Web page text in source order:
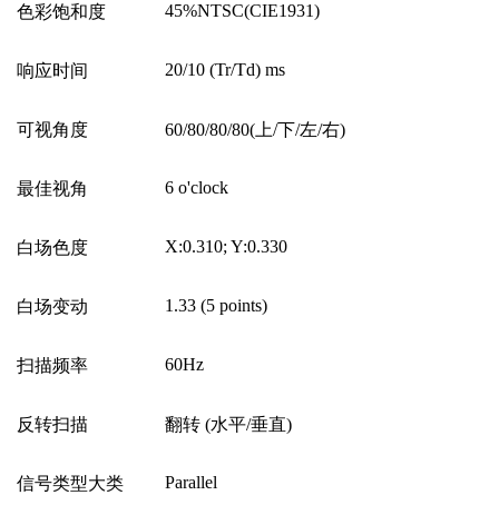
色彩饱和度 45%NTSC(CIE1931)
响应时间 20/10 (Tr/Td) ms
可视角度 60/80/80/80( 上/下/左/右)
最佳视角 6 o'clock
白场色度 X:0.310; Y:0.330
白场变动 1.33 (5 points)
扫描频率 60Hz
反转扫描 翻转 (水平/垂直)
信号类型大类 Parallel